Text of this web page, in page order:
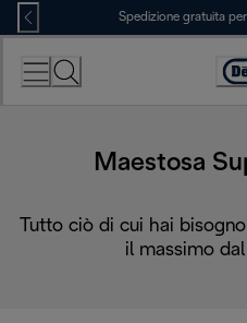
Skip
to
Content
Spedizione gratuita
Maestosa
Tutto ciò di cui hai
il massimo